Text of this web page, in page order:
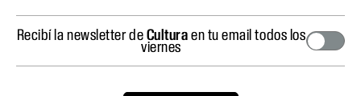
Recibí la newsletter deCulturaen tu email todos los
viernes